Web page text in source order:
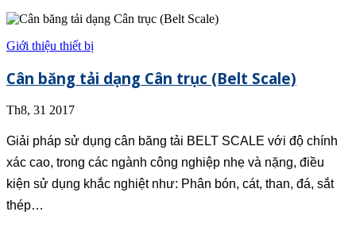
Giới thiệu thiết bị
Cân băng tải dạng Cân trục (Belt Scale)
Th8, 31 2017
Giải pháp sử dụng cân băng tải BELT SCALE với độ chính
xác cao, trong các ngành công nghiệp nhẹ và nặng, điều
kiện sử dụng khắc nghiệt như: Phân bón, cát, than, đá, sắt
thép…